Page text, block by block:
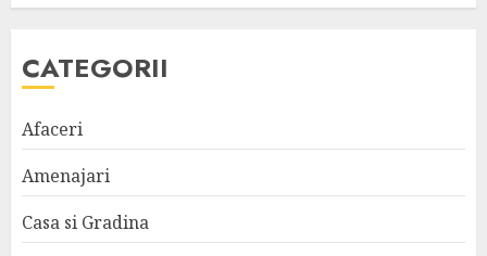
CATEGORII
Afaceri
Amenajari
Casa si Gradina